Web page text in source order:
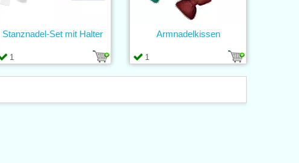
1
Stanznadel-Set mit Halter
1
Armnadelkissen